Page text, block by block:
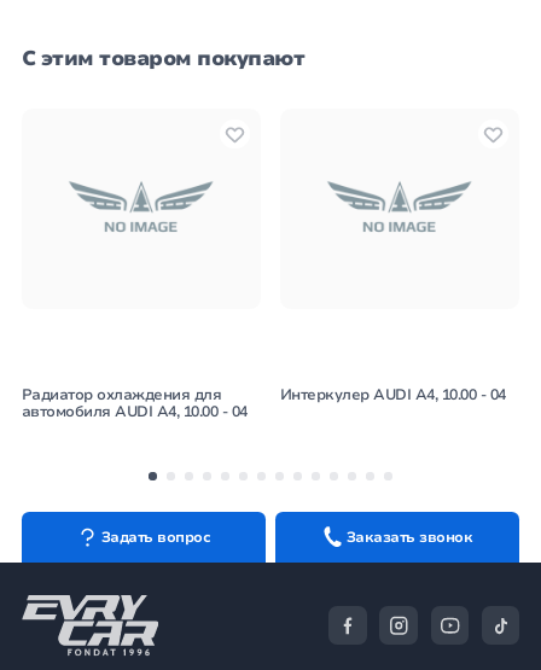
С этим товаром покупают
Радиатор охлаждения для
автомобиля AUDI A4, 10.00 - 04
Интеркулер AUDI A4, 10.00 - 04
Задать вопрос Заказать звонок